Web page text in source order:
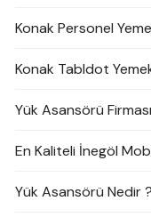
Konak Personel
Konak Tabldot
Yük Asansörü Firması
En Kaliteli İnegöl
Yük Asansörü Nedir ?